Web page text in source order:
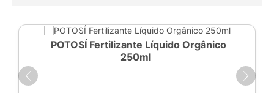
POTOSÍ Fertilizante Líquido Orgânico
250ml